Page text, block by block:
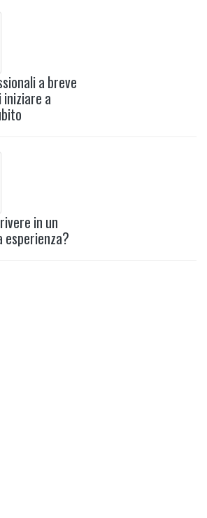
a breve
a
in un
esperienza?